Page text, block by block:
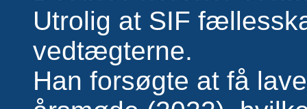
Utrolig at SIF
vedtægterne.
Han forsøgte at få